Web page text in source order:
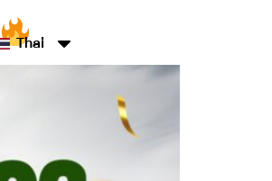
Thai